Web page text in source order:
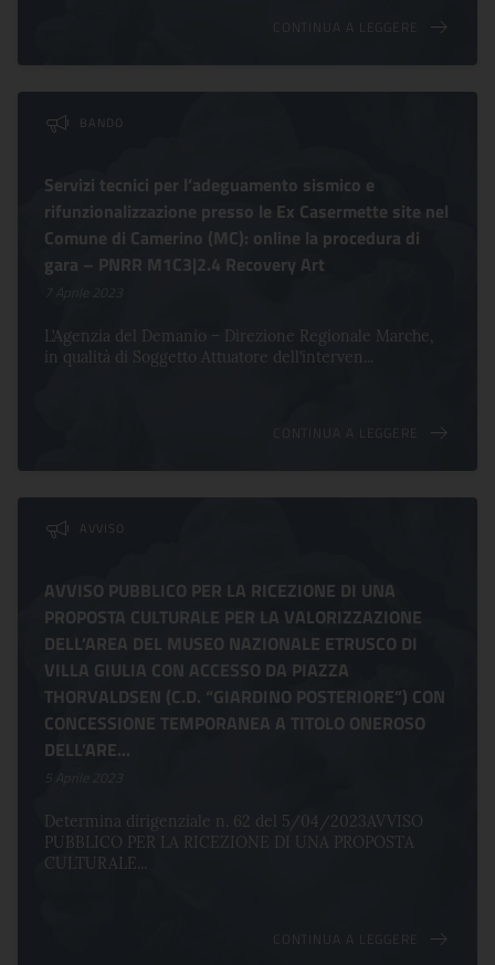
CONTINUA A LEGGERE
BANDO
Servizi tecnici per l’adeguamento sismico e
rifunzionalizzazione presso le Ex Casermette site nel
Comune di Camerino (MC): online la procedura di
gara – PNRR M1C3|2.4 Recovery Art
L’Agenzia del Demanio – Direzione Regionale Marche,
in qualità di Soggetto Attuatore dell’interven...
CONTINUA A LEGGERE
AVVISO
AVVISO PUBBLICO PER LA RICEZIONE DI UNA
PROPOSTA CULTURALE PER LA VALORIZZAZIONE
DELL’AREA DEL MUSEO NAZIONALE ETRUSCO DI
VILLA GIULIA CON ACCESSO DA PIAZZA
THORVALDSEN (C.D. “GIARDINO POSTERIORE”) CON
CONCESSIONE TEMPORANEA A TITOLO ONEROSO
DELL’ARE...
5 Aprile 2023
Determina dirigenziale n. 62 del 5/04/2023AVVISO
PUBBLICO PER LA RICEZIONE DI UNA PROPOSTA
CULTURALE...
CONTINUA A LEGGERE